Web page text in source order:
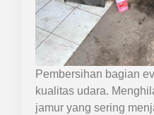
Pembersihan bagian
kualitas udara.
jamur yang sering